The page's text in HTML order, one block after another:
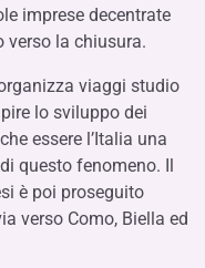
imprese decentrate
verso la chiusura.
viaggi studio
lo sviluppo dei
essere l’Italia una
questo fenomeno. Il
è poi proseguito
verso Como, Biella ed